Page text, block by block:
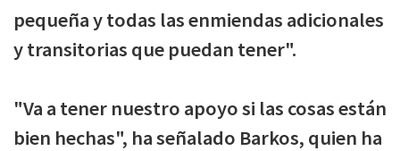
pequeña y todas las enmiendas adicionales
y transitorias que puedan tener".
"Va a tener nuestro apoyo si las cosas están
bien hechas", ha señalado Barkos, quien ha